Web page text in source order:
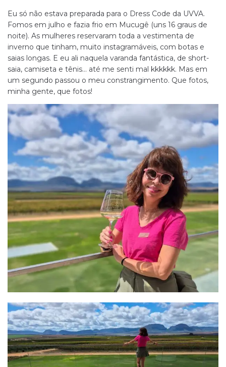
Eu só não estava preparada para o Dress Code da UVVA.
Fomos em julho e fazia frio em Mucugê (uns 16 graus de
noite). As mulheres reservaram toda a vestimenta de
inverno que tinham, muito instagramáveis, com botas e
saias longas. E eu ali naquela varanda fantástica, de short-
saia, camiseta e tênis… até me senti mal kkkkkk. Mas em
um segundo passou o meu constrangimento. Que fotos,
minha gente, que fotos!